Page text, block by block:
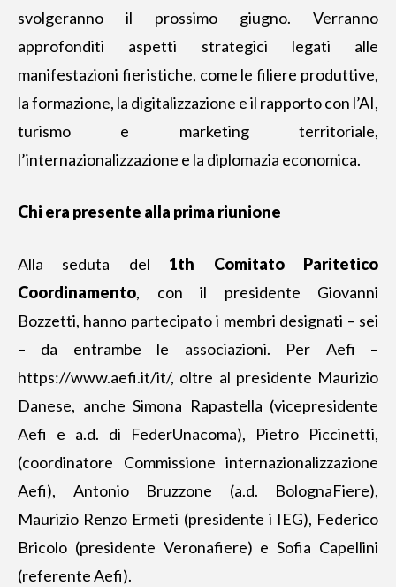
svolgeranno il prossimo giugno. Verranno
approfonditi aspetti strategici legati alle
manifestazioni fieristiche, come le filiere produttive,
la formazione, la digitalizzazione e il rapporto con l’AI,
turismo e marketing territoriale,
l’internazionalizzazione e la diplomazia economica.
Chi era presente alla prima riunione
Alla seduta del 1th Comitato Paritetico
Coordinamento, con il presidente Giovanni
Bozzetti, hanno partecipato i membri designati – sei
– da entrambe le associazioni. Per Aefi –
https://www.aefi.it/it/, oltre al presidente Maurizio
Danese, anche Simona Rapastella (vicepresidente
Aefi e a.d. di FederUnacoma), Pietro Piccinetti,
(coordinatore Commissione internazionalizzazione
Aefi), Antonio Bruzzone (a.d. BolognaFiere),
Maurizio Renzo Ermeti (presidente i IEG), Federico
Bricolo (presidente Veronafiere) e Sofia Capellini
(referente Aefi).